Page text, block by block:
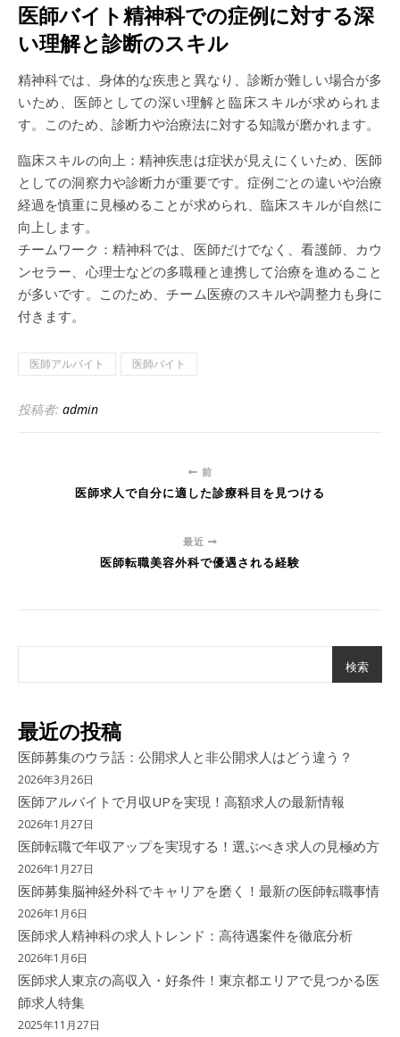
医師バイト精神科での症例に対する深
い理解と診断のスキル
精神科では、身体的な疾患と異なり、診断が難しい場合が多
いため、医師としての深い理解と臨床スキルが求められま
す。このため、診断力や治療法に対する知識が磨かれます。
臨床スキルの向上：精神疾患は症状が見えにくいため、医師
としての洞察力や診断力が重要です。症例ごとの違いや治療
経過を慎重に見極めることが求められ、臨床スキルが自然に
向上します。
チームワーク：精神科では、医師だけでなく、看護師、カウ
ンセラー、心理士などの多職種と連携して治療を進めること
が多いです。このため、チーム医療のスキルや調整力も身に
付きます。
医師アルバイト 医師バイト
投稿者: admin
前
医師求人で自分に適した診療科目を見つける
最近
医師転職美容外科で優遇される経験
検索
最近の投稿
医師募集のウラ話：公開求人と非公開求人はどう違う？
2026年3月26日
医師アルバイトで月収UPを実現！高額求人の最新情報
2026年1月27日
医師転職で年収アップを実現する！選ぶべき求人の見極め方
2026年1月27日
医師募集脳神経外科でキャリアを磨く！最新の医師転職事情
2026年1月6日
医師求人精神科の求人トレンド：高待遇案件を徹底分析
2026年1月6日
医師求人東京の高収入・好条件！東京都エリアで見つかる医
師求人特集
2025年11月27日